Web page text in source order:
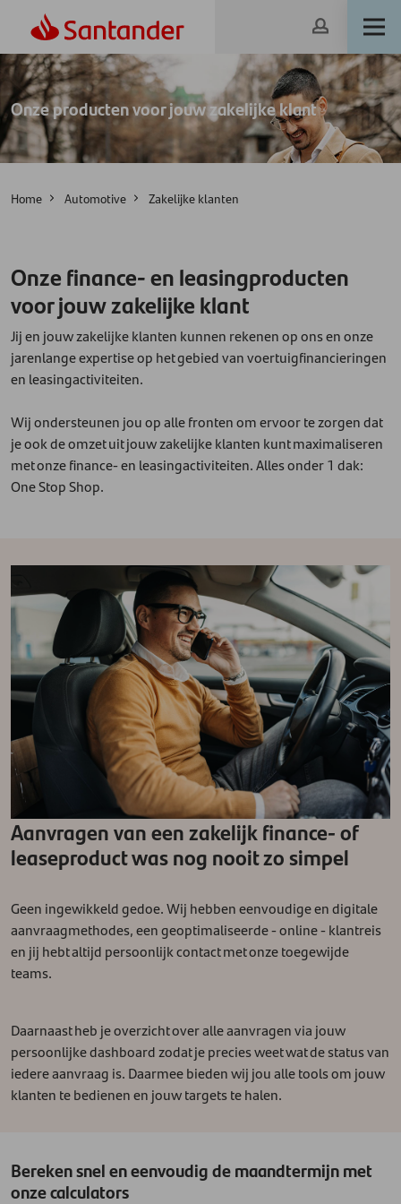
Onze producten voor jouw zakelijke klant
Home Automotive Zakelijke klanten
Onze finance- en leasingproducten
voor jouw zakelijke klant
Jij en jouw zakelijke klanten kunnen rekenen op ons en onze
jarenlange expertise op het gebied van voertuigfinancieringen
en leasingactiviteiten.
Wij ondersteunen jou op alle fronten om ervoor te zorgen dat
je ook de omzet uit jouw zakelijke klanten kunt maximaliseren
met onze finance- en leasingactiviteiten. Alles onder 1 dak:
One Stop Shop.
Aanvragen van een zakelijk finance- of
leaseproduct was nog nooit zo simpel
Geen ingewikkeld gedoe. Wij hebben eenvoudige en digitale
aanvraagmethodes, een geoptimaliseerde - online - klantreis
en jij hebt altijd persoonlijk contact met onze toegewijde
teams.
Daarnaast heb je overzicht over alle aanvragen via jouw
persoonlijke dashboard zodat je precies weet wat de status van
iedere aanvraag is. Daarmee bieden wij jou alle tools om jouw
klanten te bedienen en jouw targets te halen.
Bereken snel en eenvoudig de maandtermijn met
onze calculators